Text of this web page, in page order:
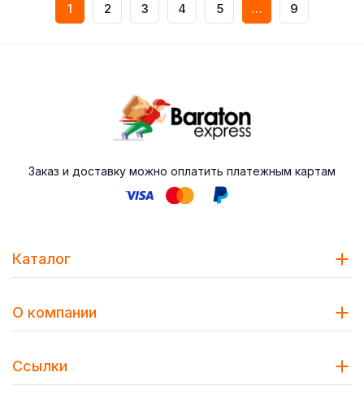
1 2 3 4 5 … 9
Заказ и доставку можно оплатить платежным картам
Каталог
О компании
Ссылки